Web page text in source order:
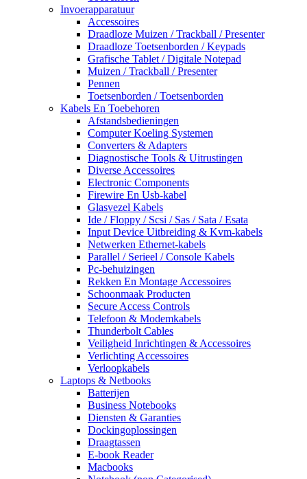
Invoerapparatuur
Accessoires
Draadloze Muizen / Trackball / Presenter
Draadloze Toetsenborden / Keypads
Grafische Tablet / Digitale Notepad
Muizen / Trackball / Presenter
Pennen
Toetsenborden / Toetsenborden
Kabels En Toebehoren
Afstandsbedieningen
Computer Koeling Systemen
Converters & Adapters
Diagnostische Tools & Uitrustingen
Diverse Accessoires
Electronic Components
Firewire En Usb-kabel
Glasvezel Kabels
Ide / Floppy / Scsi / Sas / Sata / Esata
Input Device Uitbreiding & Kvm-kabels
Netwerken Ethernet-kabels
Parallel / Serieel / Console Kabels
Pc-behuizingen
Rekken En Montage Accessoires
Schoonmaak Producten
Secure Access Controls
Telefoon & Modemkabels
Thunderbolt Cables
Veiligheid Inrichtingen & Accessoires
Verlichting Accessoires
Verloopkabels
Laptops & Netbooks
Batterijen
Business Notebooks
Diensten & Garanties
Dockingoplossingen
Draagtassen
E-book Reader
Macbooks